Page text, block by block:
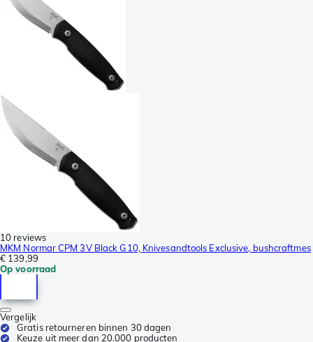
10 reviews
MKM Normar CPM 3V Black G10, Knivesandtools Exclusive, bushcraftmes
€ 139,99
Op voorraad
Vergelijk
Gratis retourneren binnen 30 dagen
Keuze uit meer dan 20.000 producten